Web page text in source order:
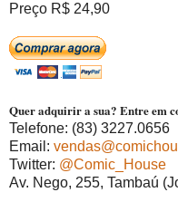
Preço R$ 24,90
Quer adquirir a sua? Entre em
Telefone: (83) 3227.0656
Email:
Twitter: @Comic_House
Av. Nego, 255, Tambaú